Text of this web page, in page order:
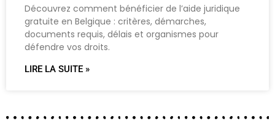
Découvrez comment bénéficier de l’aide juridique
gratuite en Belgique : critères, démarches,
documents requis, délais et organismes pour
défendre vos droits.
LIRE LA SUITE »